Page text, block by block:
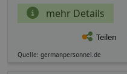
mehr Details
Teilen
Quelle: germanpersonnel.de